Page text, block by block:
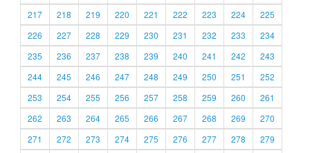
217
218 219 220 221 222 223 224
225
226
227 228 229 230 231 232 233
234
235
236 237 238 239 240 241 242
243
244
245 246 247 248 249 250 251
252
253
254 255 256 257 258 259 260
261
262
263 264 265 266 267 268 269
270
271
272 273 274 275 276 277 278
279